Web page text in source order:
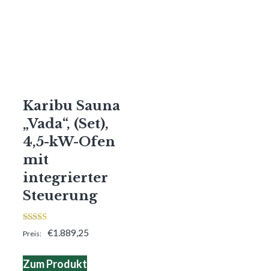
Karibu Sauna
„Vada“, (Set),
4,5-kW-Ofen
mit
integrierter
Steuerung
4.00
von 5
€1.889,25
Zum Produkt